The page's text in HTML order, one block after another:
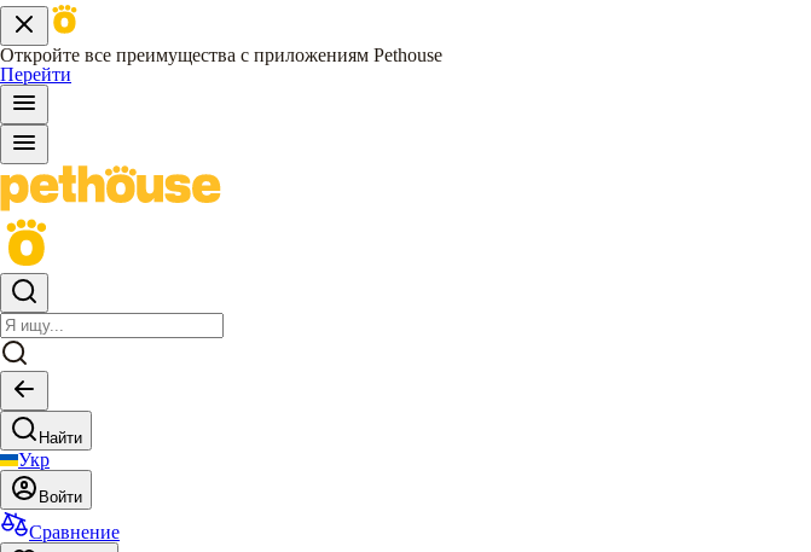
Откройте все преимущества с приложениям Pethouse
Перейти
Найти
Укр
Войти
Сравнение